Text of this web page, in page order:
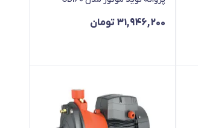
31,946,200 تومان